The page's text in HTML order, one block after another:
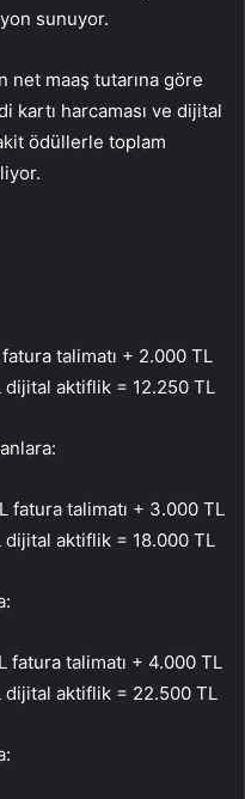
sunuyor.
maaş tutarına göre
kartı harcaması ve dijital
ödüllerle toplam
talimatı + 2.000 TL
dijital aktiflik = 12.250 TL
fatura talimatı + 3.000 TL
dijital aktiflik = 18.000 TL
fatura talimatı + 4.000 TL
dijital aktiflik = 22.500 TL